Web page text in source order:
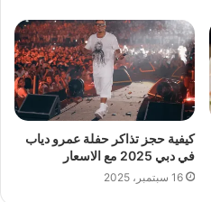
كيفية حجز تذاكر حفلة عمرو دياب
في دبي 2025 مع الاسعار
16 سبتمبر، 2025